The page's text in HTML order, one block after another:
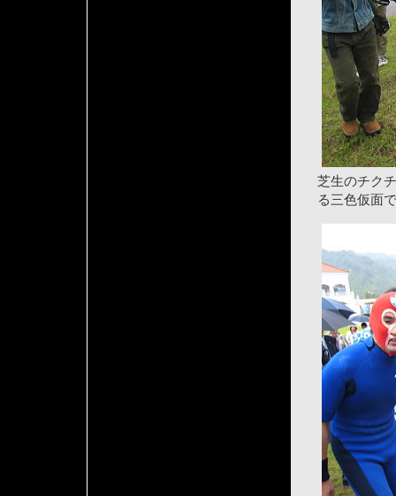
芝生のチク
る三色仮面